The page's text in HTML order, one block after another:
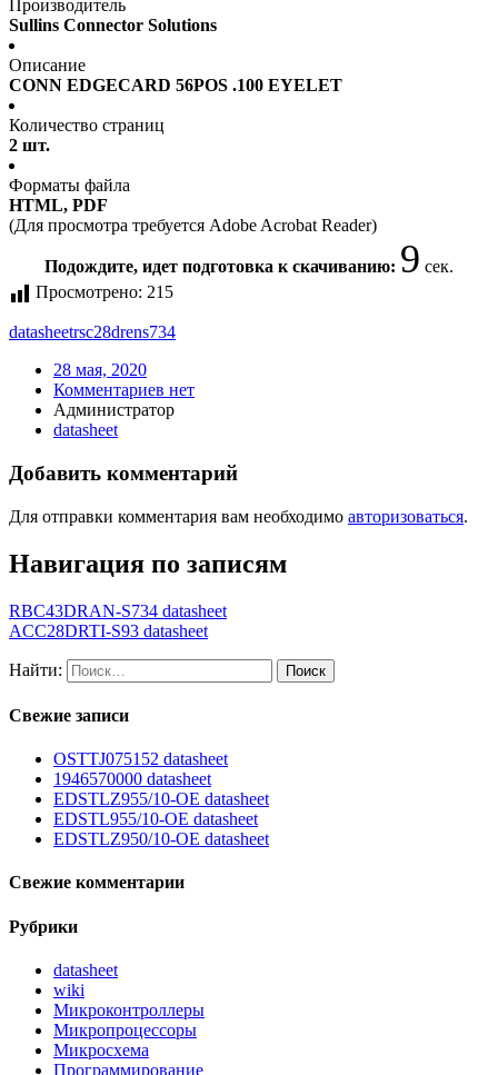
Производитель
Sullins Connector Solutions
Описание
CONN EDGECARD 56POS .100 EYELET
Количество страниц
2 шт.
Форматы файла
HTML, PDF
(Для просмотра требуется Adobe Acrobat Reader)
Подождите, идет подготовка к скачиванию: 9 сек.
Просмотрено: 215
datasheetrsc28drens734
28 мая, 2020
Комментариев нет
Администратор
datasheet
Добавить комментарий
Для отправки комментария вам необходимо авторизоваться.
Навигация по записям
RBC43DRAN-S734 datasheet
ACC28DRTI-S93 datasheet
Найти:
Свежие записи
OSTTJ075152 datasheet
1946570000 datasheet
EDSTLZ955/10-OE datasheet
EDSTL955/10-OE datasheet
EDSTLZ950/10-OE datasheet
Свежие комментарии
Рубрики
datasheet
wiki
Микроконтроллеры
Микропроцессоры
Микросхема
Программирование